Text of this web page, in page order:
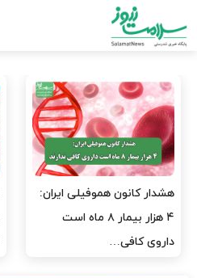
مدیران پرستاری باید حامی
پرستاران باشند، نه عامل فشار